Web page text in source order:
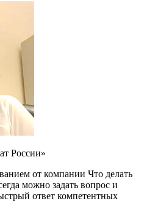
России»
от компании Что делать
можно задать вопрос и
ответ компетентных